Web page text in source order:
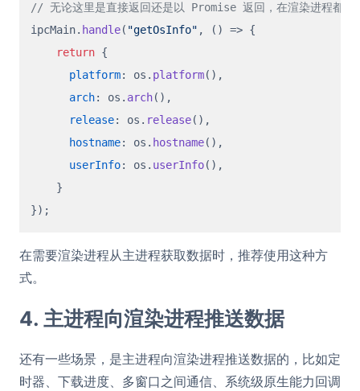
// 无论这里是直接返回还是以 Promise 返回，在渲染进程都
ipcMain. handle( "getOsInfo" , () => {
return {
platform: os. platform(),
arch: os. arch(),
release: os. release(),
hostname: os. hostname(),
userInfo: os. userInfo(),
    }
在需要渲染进程从主进程获取数据时，推荐使用这种方
式。
4. 主进程向渲染进程推送数据
还有一些场景，是主进程向渲染进程推送数据的，比如定
时器、下载进度、多窗口之间通信、系统级原生能力回调